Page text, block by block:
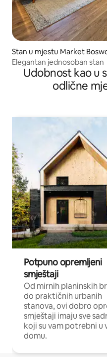
Stan u mjestu Market
Elegantan jednosoban stan
Udobnost kao u
odlične
Potpuno opremljeni
smještaji
Od mirnih planinskih
do praktičnih urbanih
stanova, ovi dobro
smještaji imaju sve
koji su vam potrebni u
domu.